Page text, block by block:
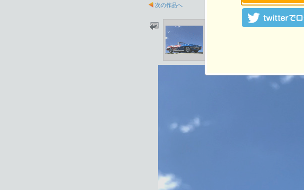
次の作品へ
2021-10-18 21:11:24 投稿
総閲覧数：1631 閲覧ユーザー数：1624